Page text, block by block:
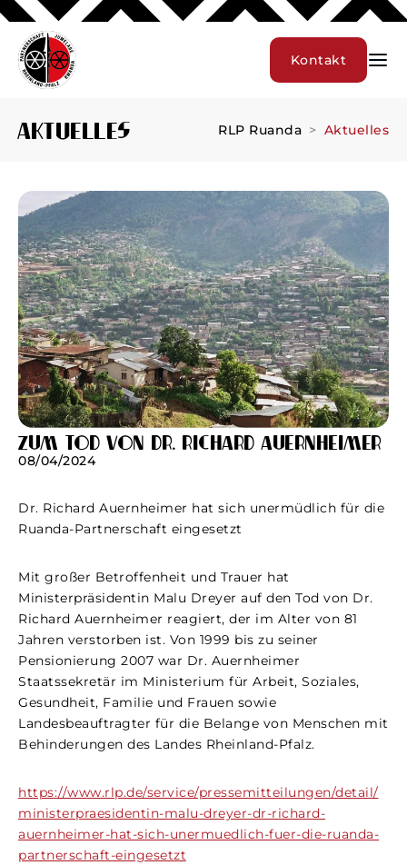
Kontakt
Aktuelles RLP Ruanda Aktuelles
08/04/2024
Zum Tod von Dr. Richard Auernheimer
Dr. Richard Auernheimer hat sich unermüdlich für die
Ruanda-Partnerschaft eingesetzt
Mit großer Betroffenheit und Trauer hat
Ministerpräsidentin Malu Dreyer auf den Tod von Dr.
Richard Auernheimer reagiert, der im Alter von 81
Jahren verstorben ist. Von 1999 bis zu seiner
Pensionierung 2007 war Dr. Auernheimer
Staatssekretär im Ministerium für Arbeit, Soziales,
Gesundheit, Familie und Frauen sowie
Landesbeauftragter für die Belange von Menschen mit
Behinderungen des Landes Rheinland-Pfalz.
https://www.rlp.de/service/pressemitteilungen/detail/
ministerpraesidentin-malu-dreyer-dr-richard-
auernheimer-hat-sich-unermuedlich-fuer-die-ruanda-
partnerschaft-eingesetzt